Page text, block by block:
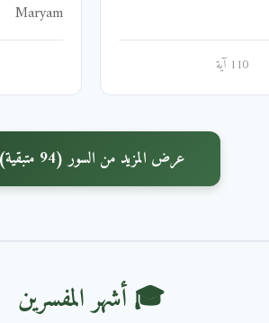
110 آية
Maryam
عرض المزيد من السور (94 متبقية)
🎓 أشهر المفسرين